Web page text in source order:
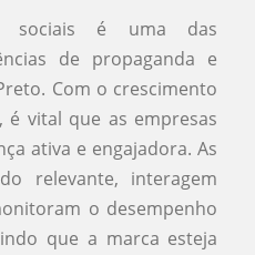
sociais é uma das
de propaganda e
Com o crescimento
é vital que as empresas
ativa e engajadora. As
relevante, interagem
o desempenho
que a marca esteja